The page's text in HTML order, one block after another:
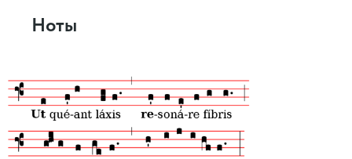
Ноты